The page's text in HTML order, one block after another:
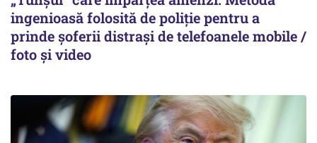
ingenioasă folosită de poliție pentru a
prinde șoferii distrași de telefoanele mobile /
foto și video